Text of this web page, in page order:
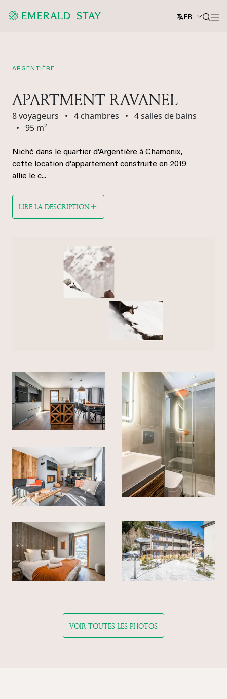
FR
ARGENTIÈRE
APARTMENT RAVANEL
8 voyageurs • 4 chambres • 4 salles de bains
• 95 m²
Niché dans le quartier d'Argentière à Chamonix,
cette location d'appartement construite en 2019
allie le c...
LIRE LA DESCRIPTION
VOIR TOUTES LES PHOTOS